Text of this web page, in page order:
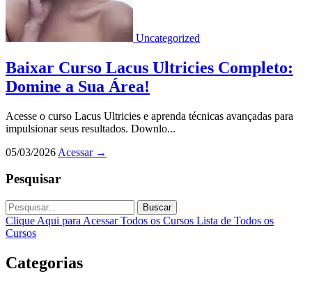
Uncategorized
Baixar Curso Lacus Ultricies Completo:
Domine a Sua Área!
Acesse o curso Lacus Ultricies e aprenda técnicas avançadas para
impulsionar seus resultados. Downlo...
05/03/2026 Acessar →
Pesquisar
Buscar
Clique Aqui para Acessar Todos os Cursos Lista de Todos os
Cursos
Categorias